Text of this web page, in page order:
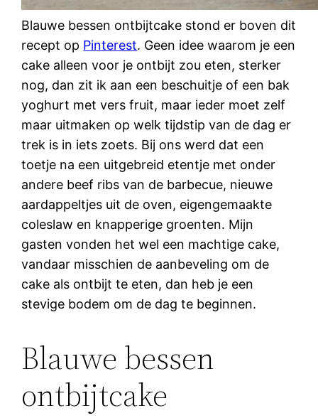
Blauwe bessen ontbijtcake stond er boven dit
recept op Pinterest. Geen idee waarom je een
cake alleen voor je ontbijt zou eten, sterker
nog, dan zit ik aan een beschuitje of een bak
yoghurt met vers fruit, maar ieder moet zelf
maar uitmaken op welk tijdstip van de dag er
trek is in iets zoets. Bij ons werd dat een
toetje na een uitgebreid etentje met onder
andere beef ribs van de barbecue, nieuwe
aardappeltjes uit de oven, eigengemaakte
coleslaw en knapperige groenten. Mijn
gasten vonden het wel een machtige cake,
vandaar misschien de aanbeveling om de
cake als ontbijt te eten, dan heb je een
stevige bodem om de dag te beginnen.
Blauwe bessen
ontbijtcake